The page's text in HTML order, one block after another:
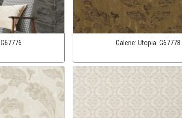
G67776 Galerie: Utopia: G67778